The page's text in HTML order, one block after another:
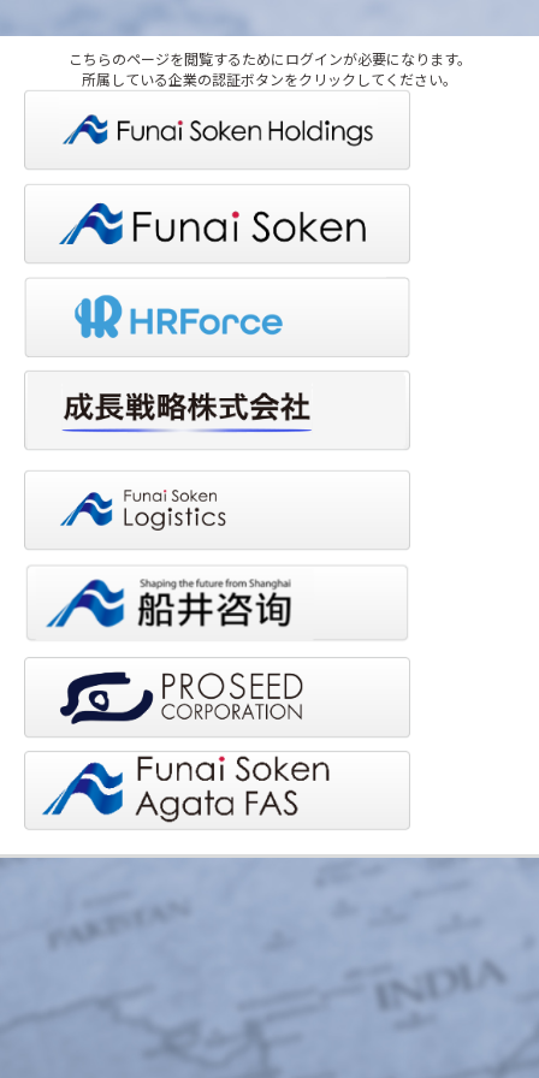
こちらのページを閲覧するためにログインが必要になります。
所属している企業の認証ボタンをクリックしてください。